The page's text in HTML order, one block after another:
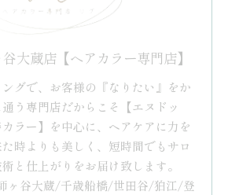
大蔵店【ヘアカラー専門店】
グで、お客様の『なりたい』をか
う専門店だからこそ【エヌドッ
ラー】を中心に、ヘアケアに力を
時よりも美しく、短時間でもサロ
と仕上がりをお届け致します。
ヶ谷大蔵/千歳船橋/世田谷/狛江/登